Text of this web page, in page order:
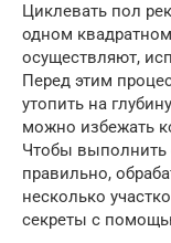
Циклевать пол
одном
осуществляют,
Перед этим
утопить на
можно избежать
Чтобы выполнить
правильно,
несколько
секреты с